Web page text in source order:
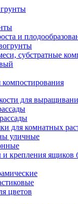
и
субстратные
компостирования
для
для комнатных
уличные
крепления ящиков
цветов